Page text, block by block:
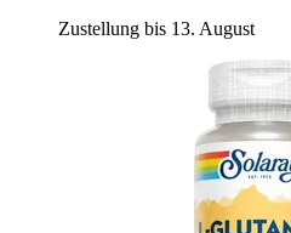
Zustellung bis 13. August